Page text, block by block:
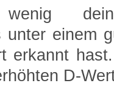
unter einem
erkannt
D-